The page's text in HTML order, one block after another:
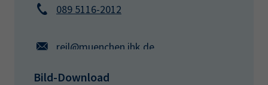
089 5116-2012
reil@muenchen.ihk.de
Bild-Download